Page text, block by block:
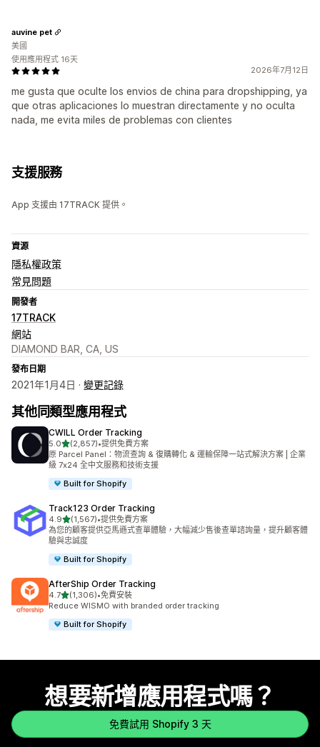
2026年7月12日
me gusta que oculte los envios de china para dropshipping, ya
que otras aplicaciones lo muestran directamente y no oculta
nada, me evita miles de problemas con clientes
auvine pet
美國
使用應用程式 16天
支援服務
App 支援由 17TRACK 提供。
資源
隱私權政策
常見問題
開發者
17TRACK
網站
DIAMOND BAR, CA, US
發布日期
2021年1月4日 · 變更記錄
其他同類型應用程式
CWILL Order Tracking
5.0滿分 5 顆星
(2,857)
共有 2857 則評價
•提供免費方案
原 Parcel Panel：物流查詢 & 復購轉化 & 運輸保障一站式解決方案 | 企業
級 7x24 全中文服務和技術支援
Built for Shopify
Track123 Order Tracking
4.9滿分 5 顆星
(1,567)
共有 1567 則評價
•提供免費方案
為您的顧客提供亞馬遜式查單體驗，大幅減少售後查單諮詢量，提升顧客體
驗與忠誠度
Built for Shopify
AfterShip Order Tracking
4.7滿分 5 顆星
(1,306)
共有 1306 則評價
•免費安裝
Reduce WISMO with branded order tracking
Built for Shopify
想要新增應用程式嗎？
免費試用 Shopify 3 天